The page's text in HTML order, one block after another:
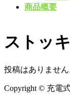
商品概要
ストッ
投稿はありません
Copyright © 充電